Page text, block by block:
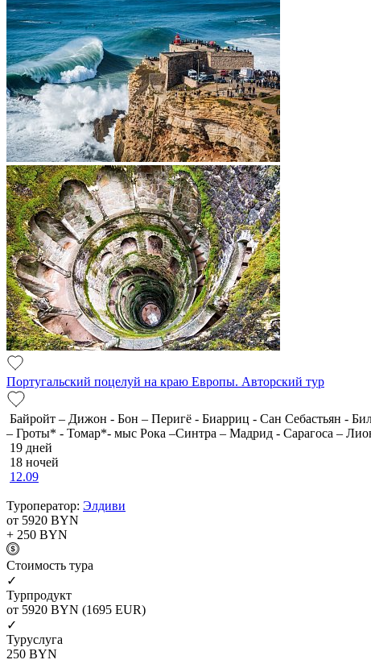
Португальский поцелуй на краю Европы. Авторский тур
Байройт – Дижон - Бон – Перигё - Биарриц - Сан Себастьян -
– Гроты* - Томар*- мыс Рока –Синтра – Мадрид - Сарагоса –
19 дней
18 ночей
12.09
Туроператор: Элдиви
от 5920 BYN
+ 250 BYN
Cтоимость тура
✓
Турпродукт
от 5920 BYN (1695 EUR)
✓
Туруслуга
250 BYN